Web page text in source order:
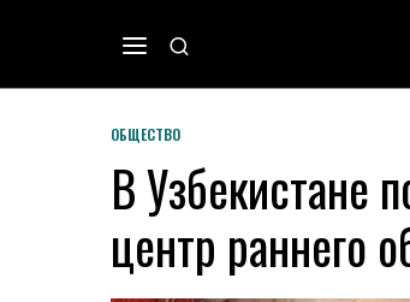
ОБЩЕСТВО
В Узбекистане
центр раннего